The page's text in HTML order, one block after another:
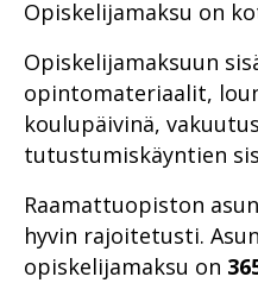
Opiskelijamaksu on
Opiskelijamaksuun
opintomateriaalit,
koulupäivinä,
tutustumiskäyntien
Raamattuopiston
hyvin rajoitetusti.
opiskelijamaksu on